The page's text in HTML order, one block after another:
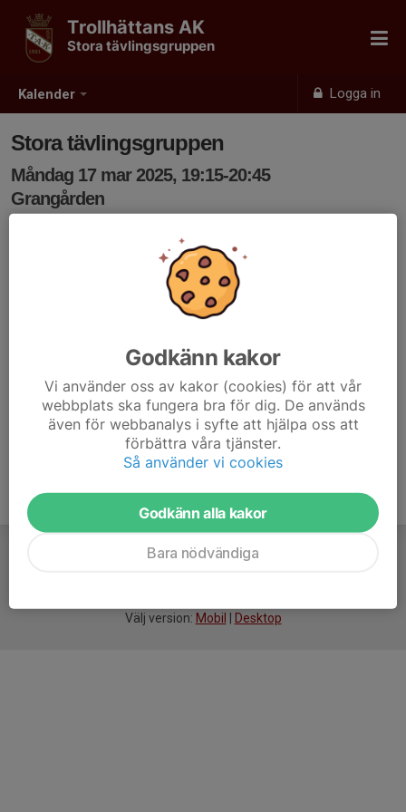
Kalender Logga in
Trollhättans AK
Stora tävlingsgruppen
Stora tävlingsgruppen
Måndag 17 mar 2025, 19:15-20:45
Grangården
Välj version: Mobil Desktop
Godkänn kakor
Vi använder oss av kakor (cookies) för att vår
webbplats ska fungera bra för dig. De används
även för webbanalys i syfte att hjälpa oss att
förbättra våra tjänster.
Så använder vi cookies
Godkänn alla kakor
Bara nödvändiga